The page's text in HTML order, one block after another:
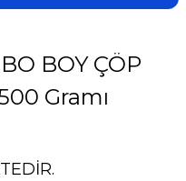
BOY ÇÖP
Gramı